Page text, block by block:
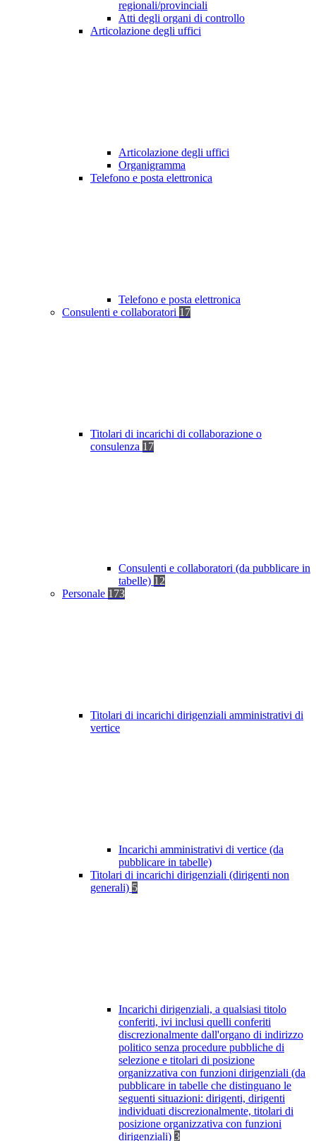
regionali/provinciali
Atti degli organi di controllo
Articolazione degli uffici
Articolazione degli uffici
Organigramma
Telefono e posta elettronica
Telefono e posta elettronica
Consulenti e collaboratori 17
Titolari di incarichi di collaborazione o
consulenza 17
Consulenti e collaboratori (da pubblicare in
tabelle) 12
Personale 173
Titolari di incarichi dirigenziali amministrativi di
vertice
Incarichi amministrativi di vertice (da
pubblicare in tabelle)
Titolari di incarichi dirigenziali (dirigenti non
generali) 5
Incarichi dirigenziali, a qualsiasi titolo
conferiti, ivi inclusi quelli conferiti
discrezionalmente dall'organo di indirizzo
politico senza procedure pubbliche di
selezione e titolari di posizione
organizzativa con funzioni dirigenziali (da
pubblicare in tabelle che distinguano le
seguenti situazioni: dirigenti, dirigenti
individuati discrezionalmente, titolari di
posizione organizzativa con funzioni
dirigenziali) 3